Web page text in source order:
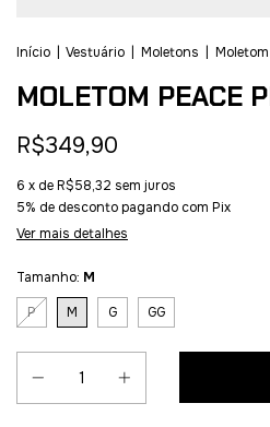
Início Vestuário Moletons
MOLETOM PEACE
R$349,90
6 x deR$58,32 sem juros
5% de descontopagando com Pix
Ver mais detalhes
Tamanho: M
P
M G GG